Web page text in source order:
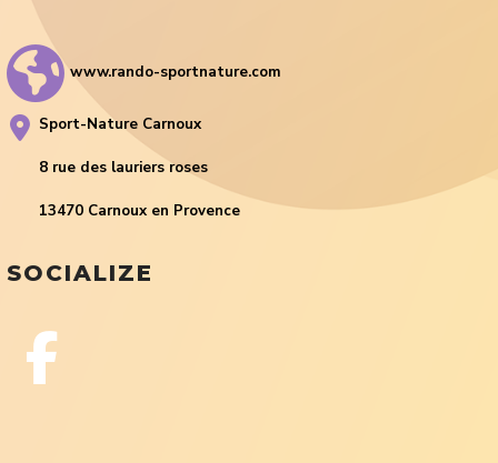
www.rando-sportnature.com
Sport-Nature Carnoux
8 rue des lauriers roses
13470 Carnoux en Provence
SOCIALIZE